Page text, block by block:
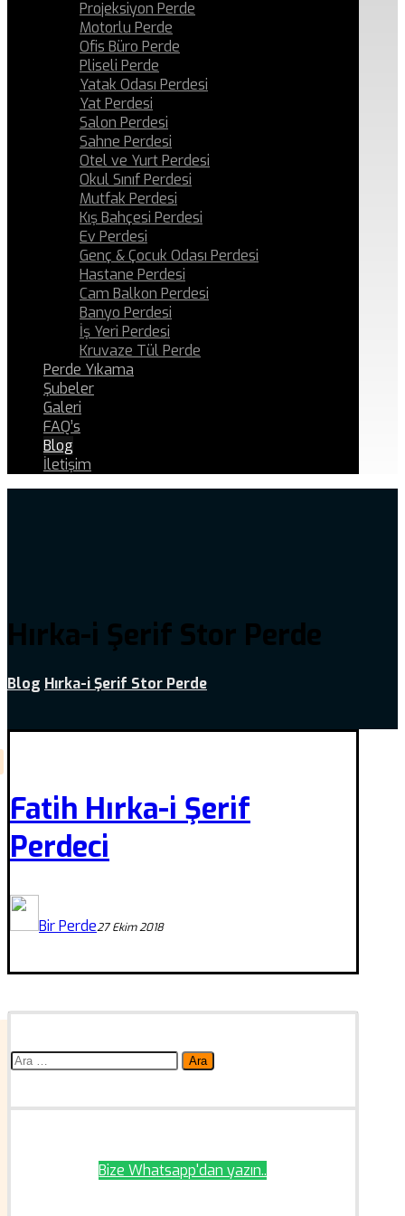
Projeksiyon Perde
Motorlu Perde
Ofis Büro Perde
Pliseli Perde
Yatak Odası Perdesi
Yat Perdesi
Salon Perdesi
Sahne Perdesi
Otel ve Yurt Perdesi
Okul Sınıf Perdesi
Mutfak Perdesi
Kış Bahçesi Perdesi
Ev Perdesi
Genç & Çocuk Odası Perdesi
Hastane Perdesi
Cam Balkon Perdesi
Banyo Perdesi
İş Yeri Perdesi
Kruvaze Tül Perde
Perde Yıkama
Şubeler
Galeri
FAQ’s
Blog
İletişim
Hırka-i Şerif Stor Perde
Blog Hırka-i Şerif Stor Perde
Fatih Hırka-i Şerif
Perdeci
Bir Perde27 Ekim 2018
Arama:
Bize Whatsapp'dan yazın..